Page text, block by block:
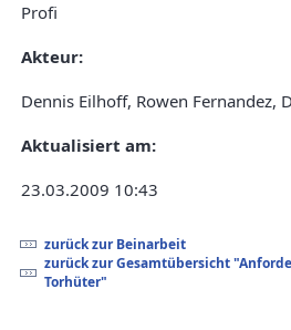
Profi
Akteur:
Dennis Eilhoff, Rowen Fernandez,
Aktualisiert am:
23.03.2009 10:43
zurück zur Beinarbeit
zurück zur Gesamtübersicht
Torhüter"